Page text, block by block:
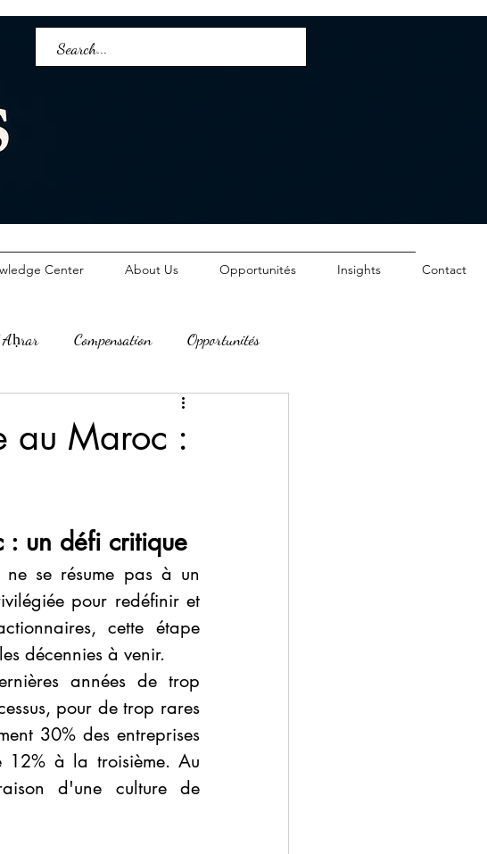
Center About Us Opportunités Insights Contact
Compensation Opportunités
Nexus Advisory
au Maroc :
: un défi critique
ne se résume pas à un
pour redéfinir et
cette étape
décennies à venir.
années de trop
pour de trop rares
30% des entreprises
12% à la troisième. Au
d'une culture de